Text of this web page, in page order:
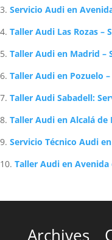
Servicio Audi en
Taller Audi Las Rozas
Taller Audi en Madrid –
Taller Audi en Pozuelo
Taller Audi Sabadell:
Taller Audi en Alcalá de
Servicio Técnico Audi
Taller Audi en Avenida
Archives